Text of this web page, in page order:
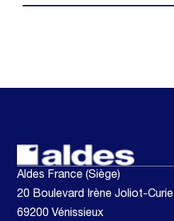
Aldes France (Siège)
20 Boulevard Irène Joliot-Curie
69200 Vénissieux